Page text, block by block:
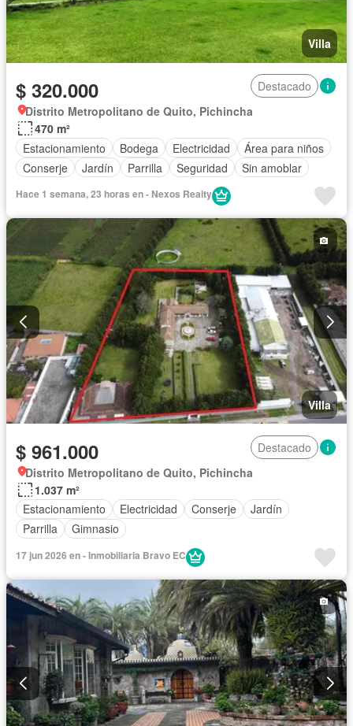
Villa
$ 320.000
Destacado
Distrito Metropolitano de Quito, Pichincha
470 m²
Estacionamiento
Bodega Electricidad
Área para niños
Conserje
Jardín Parrilla Seguridad Sin amoblar
Hace 1 semana, 23 horas en - Nexos Realty
Villa
$ 961.000
Destacado
Distrito Metropolitano de Quito, Pichincha
1.037 m²
Estacionamiento
Electricidad Conserje
Jardín
Parrilla
Gimnasio
17 jun 2026 en - Inmobiliaria Bravo EC